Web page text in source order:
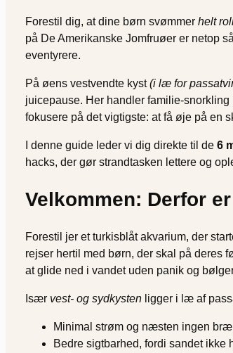
Forestil dig, at dine børn svømmer helt
på De Amerikanske Jomfruøer er netop
eventyrere.
På øens vestvendte kyst(i læ for
juicepause. Her handler familie-
fokusere på det vigtigste: at få øje på en
I denne guide leder vi dig direkte til de 6
hacks, der gør strandtasken lettere og
Velkommen: Derfor
Forestil jer et turkisblåt akvarium, der
rejser hertil med børn, der skal på deres
at glide ned i vandet uden panik og
Især vest- og sydkysten ligger i læ af
Minimal strøm og næsten ingen
Bedre sigtbarhed, fordi sandet ikke